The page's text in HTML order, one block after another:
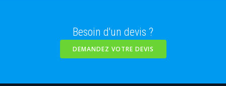
Besoin d'un devis ?
DEMANDEZ VOTRE DEVIS